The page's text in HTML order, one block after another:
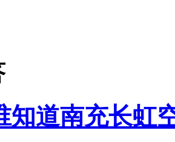
知道南充长虹